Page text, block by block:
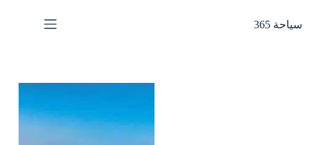
المحتوى
سياحة 365